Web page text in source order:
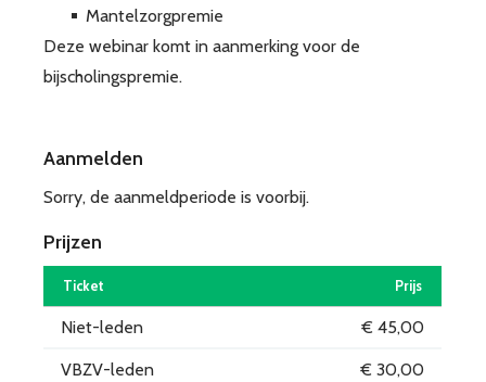
Mantelzorgpremie
Deze webinar komt in aanmerking voor de
bijscholingspremie.
Aanmelden
Sorry, de aanmeldperiode is voorbij.
Prijzen
Ticket Prijs
Niet-leden € 45,00
VBZV-leden € 30,00